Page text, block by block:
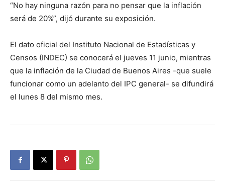
“No hay ninguna razón para no pensar que la inflación
será de 20%”, dijó durante su exposición.
El dato oficial del Instituto Nacional de Estadísticas y
Censos (INDEC) se conocerá el jueves 11 junio, mientras
que la inflación de la Ciudad de Buenos Aires -que suele
funcionar como un adelanto del IPC general- se difundirá
el lunes 8 del mismo mes.